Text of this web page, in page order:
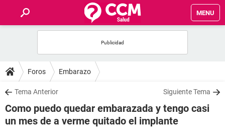
MENU
FOROS
SALUD
Foros Embarazo
Tema Anterior Siguiente Tema
Como puedo quedar embarazada y tengo casi
un mes de a verme quitado el implante